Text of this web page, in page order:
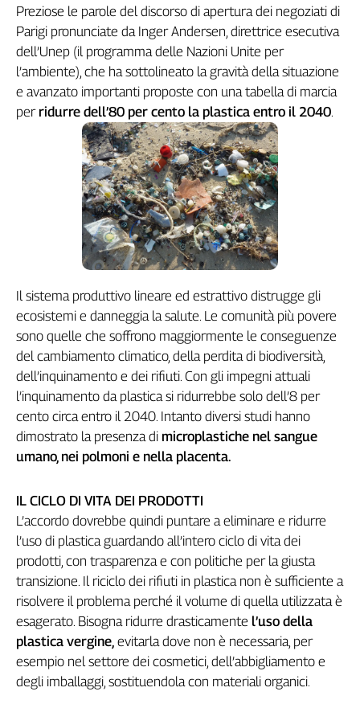
Collettiva
Girasoli
Il
Sassolino
Linea
Economica
Le
trasmissioni
tv
in
Progress
L'Italia
nel
Lavoro
Abruzzo-
Molise
Alto
Basilicata
Calabria
Emilia-
Romagna
Friuli
Venezia
Preziose le parole del discorso di apertura dei negoziati di
Parigi pronunciate da Inger Andersen, direttrice esecutiva
dell’Unep (il programma delle Nazioni Unite per
l’ambiente), che ha sottolineato la gravità della situazione
e avanzato importanti proposte con una tabella di marcia
perridurre dell’80 per cento la plastica entro il 2040.
Il sistema produttivo lineare ed estrattivo distrugge gli
ecosistemi e danneggia la salute. Le comunità più povere
sono quelle che soffrono maggiormente le conseguenze
del cambiamento climatico, della perdita di biodiversità,
dell’inquinamento e dei rifiuti. Con gli impegni attuali
l’inquinamento da plastica si ridurrebbe solo dell’8 per
cento circa entro il 2040. Intanto diversi studi hanno
dimostrato la presenza di microplastiche nel sangue
umano, nei polmoni e nella placenta.
IL CICLO DI VITA DEI PRODOTTI
L’accordo dovrebbe quindi puntare a eliminare e ridurre
l’uso di plastica guardando all’intero ciclo di vita dei
prodotti, con trasparenza e con politiche per la giusta
transizione. Il riciclo dei rifiuti in plastica non è sufficiente a
risolvere il problema perché il volume di quella utilizzata è
esagerato. Bisogna ridurre drasticamente l’uso della
plastica vergine, evitarla dove non è necessaria, per
esempio nel settore dei cosmetici, dell’abbigliamento e
degli imballaggi, sostituendola con materiali organici.